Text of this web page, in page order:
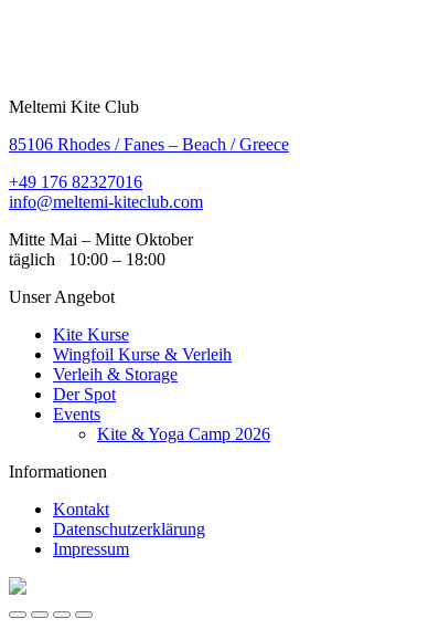
Meltemi Kite Club
85106 Rhodes / Fanes – Beach / Greece
+49 176 82327016
info@meltemi-kiteclub.com
Mitte Mai – Mitte Oktober
täglich 10:00 – 18:00
Unser Angebot
Kite Kurse
Wingfoil Kurse & Verleih
Verleih & Storage
Der Spot
Events
Kite & Yoga Camp 2026
Informationen
Kontakt
Datenschutzerklärung
Impressum